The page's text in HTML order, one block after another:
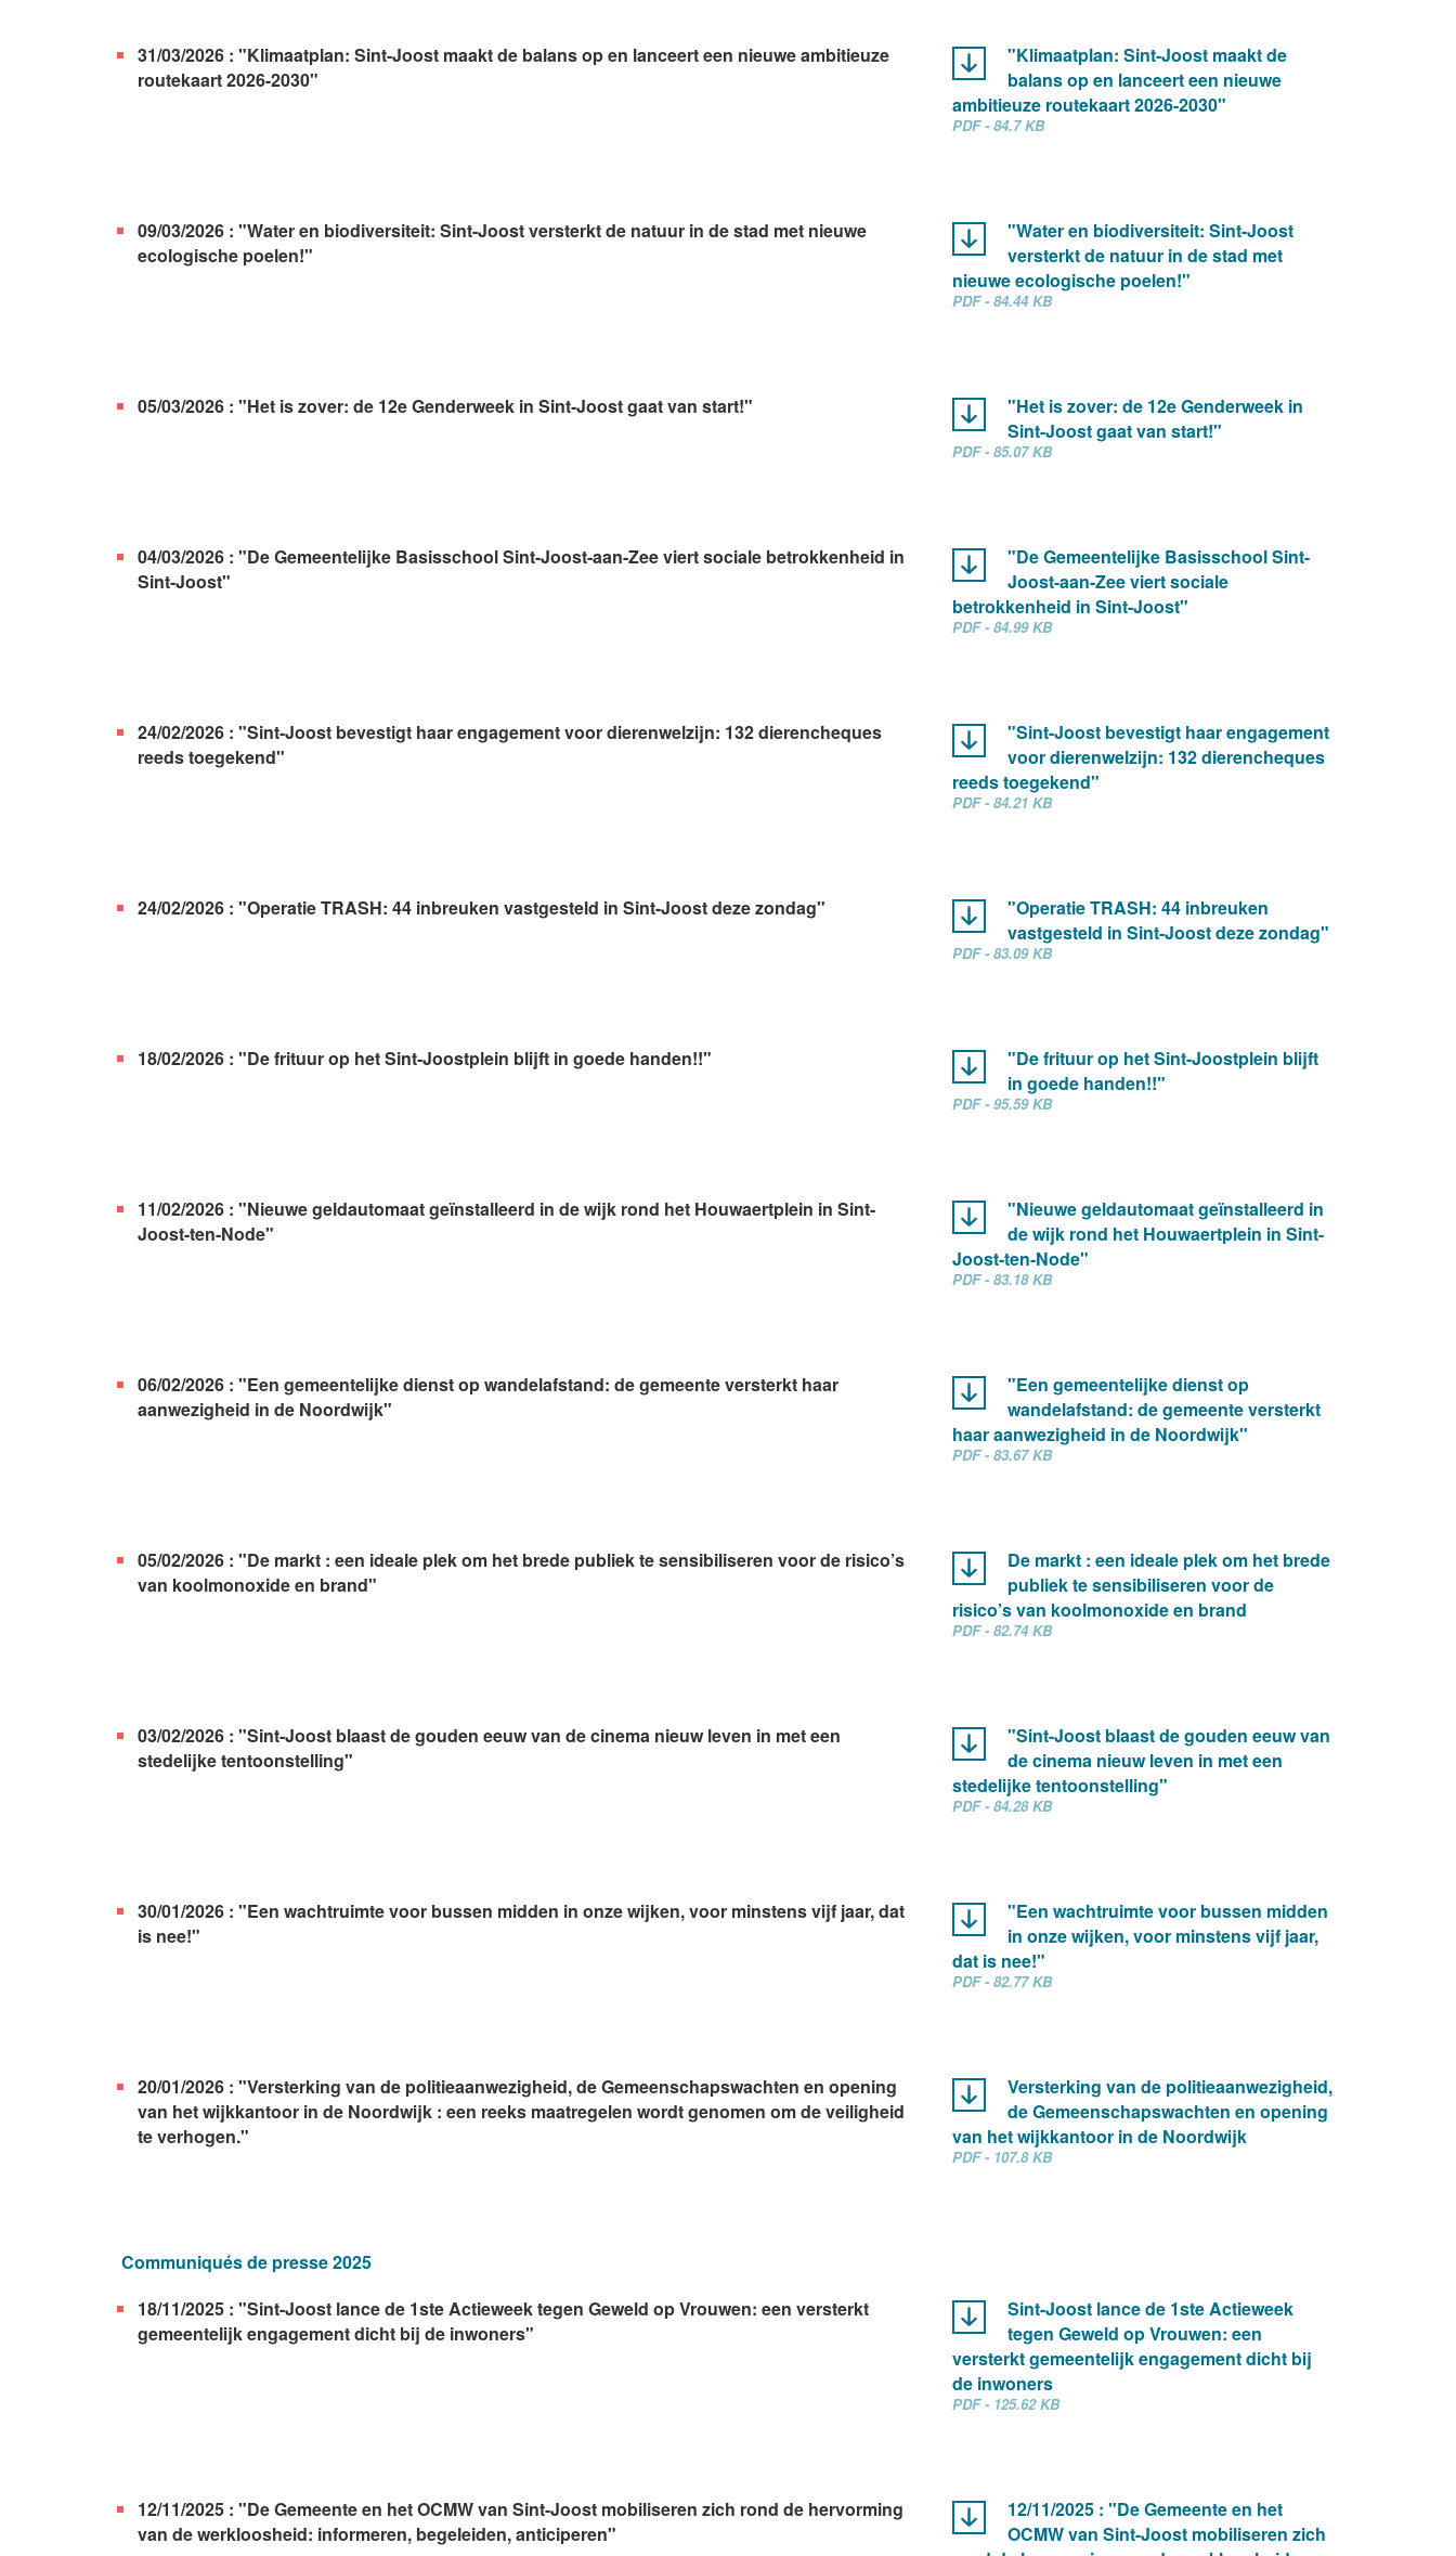
31/03/2026 : "Klimaatplan: Sint-Joost maakt de balans op en lanceert een nieuwe ambitieuze
routekaart 2026-2030"
"Klimaatplan: Sint-Joost maakt de
balans op en lanceert een nieuwe
ambitieuze routekaart 2026-2030"
PDF - 84.7 KB
09/03/2026 : "Water en biodiversiteit: Sint-Joost versterkt de natuur in de stad met nieuwe
ecologische poelen!"
"Water en biodiversiteit: Sint-Joost
versterkt de natuur in de stad met
nieuwe ecologische poelen!"
PDF - 84.44 KB
05/03/2026 : "Het is zover: de 12e Genderweek in Sint-Joost gaat van start!"
"Het is zover: de 12e Genderweek in
Sint-Joost gaat van start!"
PDF - 85.07 KB
04/03/2026 : "De Gemeentelijke Basisschool Sint-Joost-aan-Zee viert sociale betrokkenheid in
Sint-Joost"
"De Gemeentelijke Basisschool Sint-
Joost-aan-Zee viert sociale
betrokkenheid in Sint-Joost"
PDF - 84.99 KB
24/02/2026 : "Sint-Joost bevestigt haar engagement voor dierenwelzijn: 132 dierencheques
reeds toegekend"
"Sint-Joost bevestigt haar engagement
voor dierenwelzijn: 132 dierencheques
reeds toegekend"
PDF - 84.21 KB
24/02/2026 : "Operatie TRASH: 44 inbreuken vastgesteld in Sint-Joost deze zondag"
"Operatie TRASH: 44 inbreuken
vastgesteld in Sint-Joost deze zondag"
PDF - 83.09 KB
18/02/2026 : "De frituur op het Sint-Joostplein blijft in goede handen!!"
"De frituur op het Sint-Joostplein blijft
in goede handen!!"
PDF - 95.59 KB
11/02/2026 : "Nieuwe geldautomaat geïnstalleerd in de wijk rond het Houwaertplein in Sint-
Joost-ten-Node"
"Nieuwe geldautomaat geïnstalleerd in
de wijk rond het Houwaertplein in Sint-
Joost-ten-Node"
PDF - 83.18 KB
06/02/2026 : "Een gemeentelijke dienst op wandelafstand: de gemeente versterkt haar
aanwezigheid in de Noordwijk"
"Een gemeentelijke dienst op
wandelafstand: de gemeente versterkt
haar aanwezigheid in de Noordwijk"
PDF - 83.67 KB
05/02/2026 : "De markt : een ideale plek om het brede publiek te sensibiliseren voor de risico’s
van koolmonoxide en brand"
De markt : een ideale plek om het brede
publiek te sensibiliseren voor de
risico’s van koolmonoxide en brand
PDF - 82.74 KB
03/02/2026 : "Sint-Joost blaast de gouden eeuw van de cinema nieuw leven in met een
stedelijke tentoonstelling"
"Sint-Joost blaast de gouden eeuw van
de cinema nieuw leven in met een
stedelijke tentoonstelling"
PDF - 84.28 KB
30/01/2026 : "Een wachtruimte voor bussen midden in onze wijken, voor minstens vijf jaar, dat
is nee!"
"Een wachtruimte voor bussen midden
in onze wijken, voor minstens vijf jaar,
dat is nee!"
PDF - 82.77 KB
20/01/2026 : "Versterking van de politieaanwezigheid, de Gemeenschapswachten en opening
van het wijkkantoor in de Noordwijk : een reeks maatregelen wordt genomen om de veiligheid
te verhogen."
Versterking van de politieaanwezigheid,
de Gemeenschapswachten en opening
van het wijkkantoor in de Noordwijk
PDF - 107.8 KB
Communiqués de presse 2025
18/11/2025 : "Sint-Joost lance de 1ste Actieweek tegen Geweld op Vrouwen: een versterkt
gemeentelijk engagement dicht bij de inwoners"
Sint-Joost lance de 1ste Actieweek
tegen Geweld op Vrouwen: een
versterkt gemeentelijk engagement dicht bij
de inwoners
PDF - 125.62 KB
12/11/2025 : "De Gemeente en het OCMW van Sint-Joost mobiliseren zich rond de hervorming
van de werkloosheid: informeren, begeleiden, anticiperen"
12/11/2025 : "De Gemeente en het
OCMW van Sint-Joost mobiliseren zich